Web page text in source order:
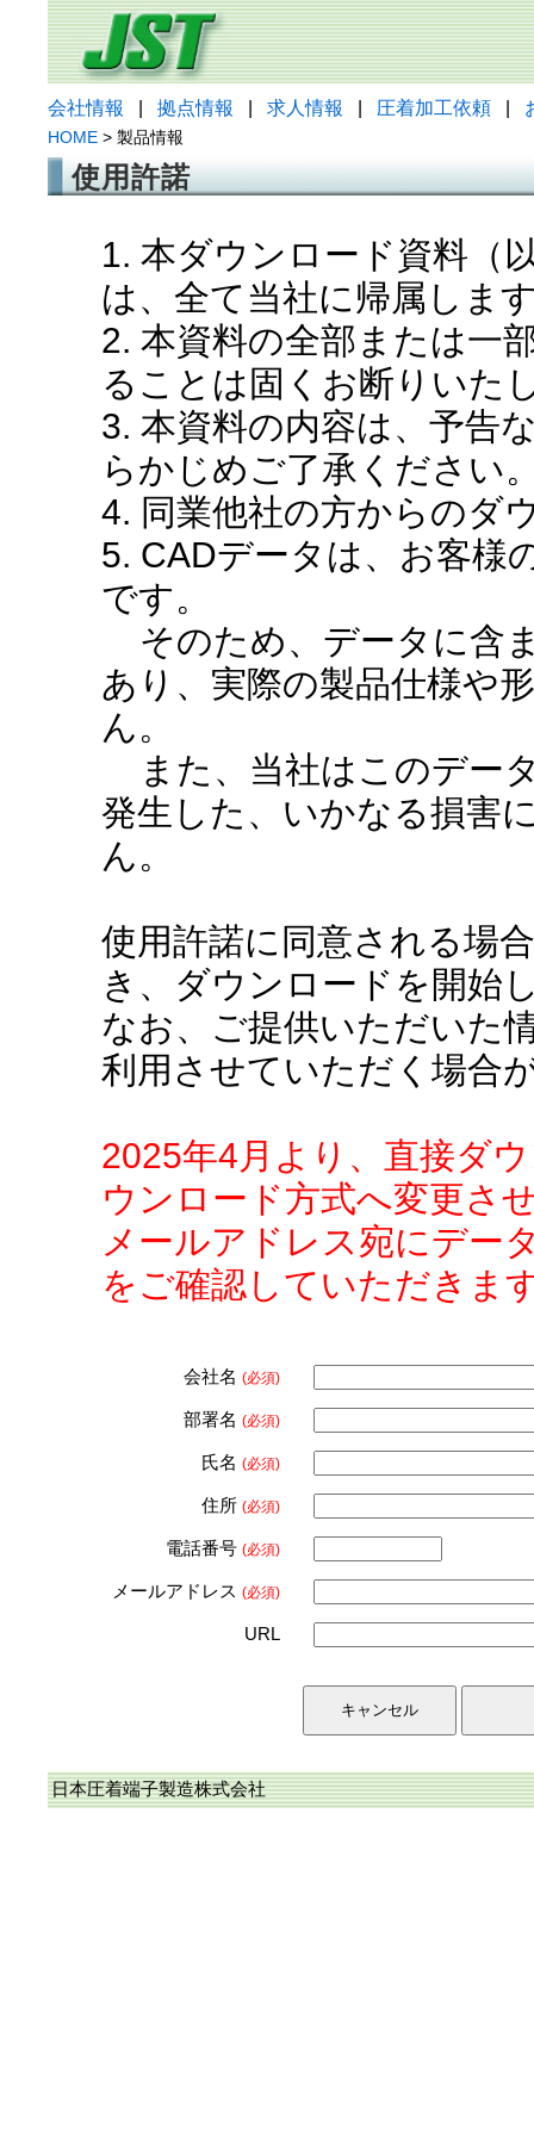
会社情報 拠点情報 求人情報 圧着加工依頼
HOME > 製品情報
使用許諾
1. 本ダウンロード資料（
は、全て当社に帰属しま
2. 本資料の全部または一
ることは固くお断りいた
3. 本資料の内容は、予告
らかじめご了承ください
4. 同業他社の方からのダ
5. CADデータは、お客様
です。
そのため、データに含
あり、実際の製品仕様や
ん。
また、当社はこのデー
発生した、いかなる損害
ん。
使用許諾に同意される場
き、ダウンロードを開始
なお、ご提供いただいた
利用させていただく場合
2025年4月より、直接ダ
ウンロード方式へ変更さ
メールアドレス宛にデー
をご確認していただきま
会社名 (必須)
部署名 (必須)
氏名 (必須)
住所 (必須)
電話番号 (必須)
メールアドレス (必須)
URL
日本圧着端子製造株式会社